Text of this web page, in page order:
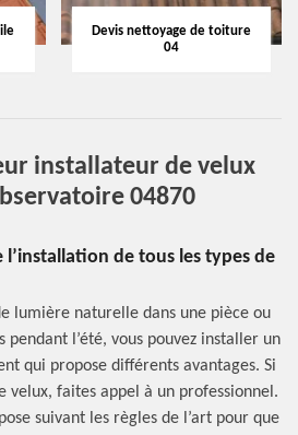
Devis nettoyage de toiture
04
installateur de velux
04870
l’installation de tous les types de
lumière naturelle dans une pièce ou
pendant l’été, vous pouvez installer un
qui propose différents avantages. Si
velux, faites appel à un professionnel.
suivant les règles de l’art pour que